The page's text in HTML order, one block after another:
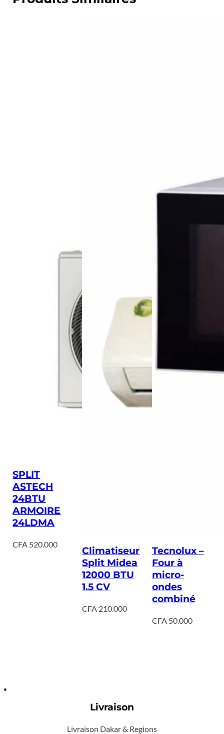
SPLIT
ASTECH
24BTU
ARMOIRE
24LDMA
CFA 520.000
Climatiseur
Split Midea
12000 BTU
1.5 CV
CFA 210.000
Tecnolux –
Four à
micro-
ondes
combiné
CFA50.000
Livraison
Livraison Dakar & Regions